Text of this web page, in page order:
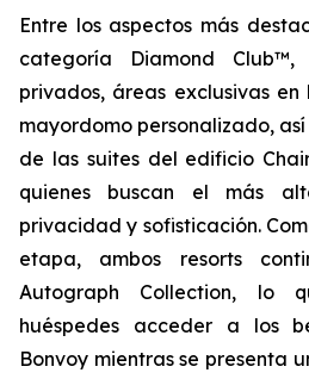
Entre los aspectos más
categoría Diamond
privados, áreas exclusivas
mayordomo personalizado,
de las suites del edificio
quienes buscan el más
privacidad y sofisticación.
etapa, ambos resorts
Autograph Collection, lo
huéspedes acceder a los
Bonvoy mientras se presenta